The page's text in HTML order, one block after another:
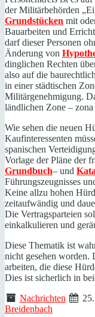
der Militärbehörden
Grundstücken mit
Bauarbeiten und
darf dieser Personen
Änderung von
dinglichen Rechten
also auf die
in einer städtischen
Militärgenehmigung.
ländlichen Zone – zona
Wie sehen die neuen
Kaufinteressenten
spanischen
Vorlage der Pläne der
Grundbuch– und
Führungszeugnisses
Keine allzu hohen
zeitaufwändig und
Die Vertragsparteien
einkalkulieren und
Diese Thematik ist
nicht gesehen worden.
arbeiten, die diese
Dies ist sicherlich in
Nachrichten
Breidenbach